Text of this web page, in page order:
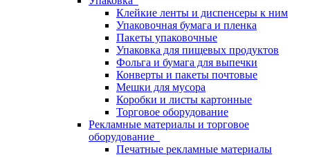
Клейкие ленты и диспенсеры к ним
Упаковочная бумага и пленка
Пакеты упаковочные
Упаковка для пищевых продуктов
Фольга и бумага для выпечки
Конверты и пакеты почтовые
Мешки для мусора
Коробки и листы картонные
Торговое оборудование
Рекламные материалы и торговое
оборудование
Печатные рекламные материалы